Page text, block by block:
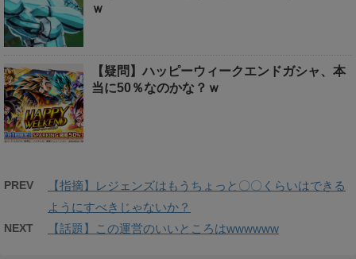
ｗ
【疑問】ハッピーウィークエンドガシャ、本
当に50％なのかな？ｗ
PREV
【指摘】レジェンズはもうちょっと〇〇くらいはできる
ようにすべきじゃないか？
NEXT 【話題】この運営のいいところはwwwwww